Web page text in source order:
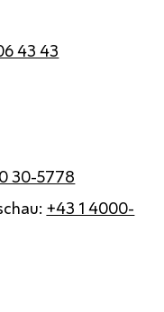
43 43
30-5778
+43 1 4000-